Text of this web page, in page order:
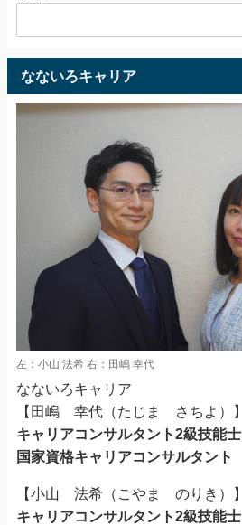
なないろキャリア
左：小山 法希 右：田嶋 幸代
なないろキャリア
【田嶋 幸代（たじま さちよ）】
キャリアコンサルタント2級技能士
国家資格キャリアコンサルタント
【小山 法希（こやま のりき）】
キャリアコンサルタント2級技能士